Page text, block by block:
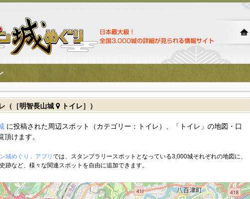
（［明智長山城 トイレ］）
に投稿された周辺スポット（カテゴリー：トイレ）、「トイレ」の地図・口
頂けます。
城めぐり」アプリ では、スタンプラリースポットとなっている3,000城それぞれの地図に、
跡など、様々な関連スポットを自由に追加できます。